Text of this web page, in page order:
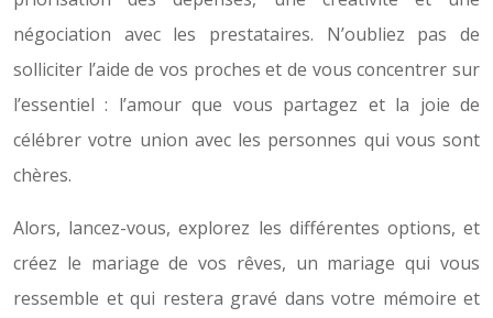
négociation avec les prestataires. N’oubliez pas de
solliciter l’aide de vos proches et de vous concentrer sur
l’essentiel : l’amour que vous partagez et la joie de
célébrer votre union avec les personnes qui vous sont
chères.
Alors, lancez-vous, explorez les différentes options, et
créez le mariage de vos rêves, un mariage qui vous
ressemble et qui restera gravé dans votre mémoire et